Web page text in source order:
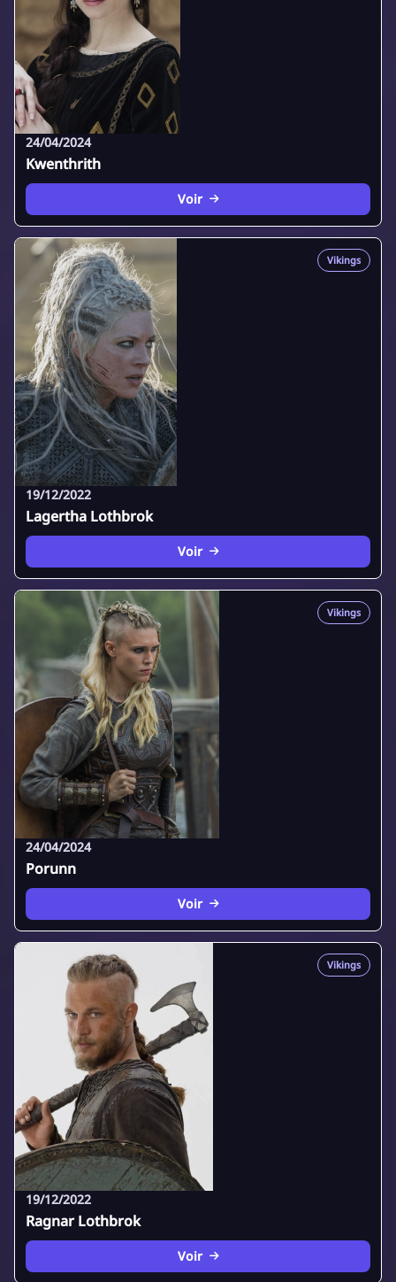
24/04/2024
Kwenthrith
Voir
Vikings
19/12/2022
Lagertha Lothbrok
Voir
Vikings
24/04/2024
Porunn
Voir
Vikings
19/12/2022
Ragnar Lothbrok
Voir